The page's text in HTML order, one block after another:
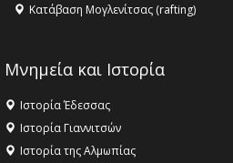
Κατάβαση Μογλενίτσας (rafting)
Μνημεία και Ιστορία
Ιστορία Έδεσσας
Ιστορία Γιαννιτσών
Ιστορία της Αλμωπίας